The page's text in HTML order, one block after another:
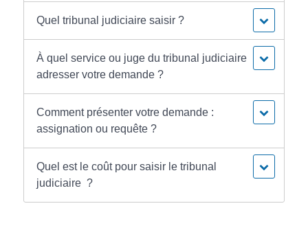
Quel tribunal judiciaire saisir ?
À quel service ou juge du tribunal judiciaire
adresser votre demande ?
Comment présenter votre demande :
assignation ou requête ?
Quel est le coût pour saisir le tribunal
judiciaire ?